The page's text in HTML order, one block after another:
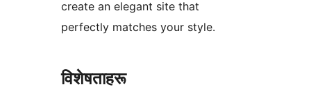
create an elegant site that
perfectly matches your style.
विशेषताहरू